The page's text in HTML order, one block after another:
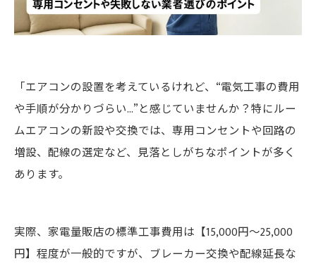
「エアコンの設置を考えているけれど、“電気工事の費用
や手順が分かりづらい…”と感じていませんか？特にルー
ムエアコンの新設や交換では、専用コンセントや回路の
増設、配線の選定など、見落としがちなポイントが多く
あります。
実際、家電量販店の標準工事費用は【15,000円～25,000
円】程度が一般的ですが、ブレーカー交換や配線延長な